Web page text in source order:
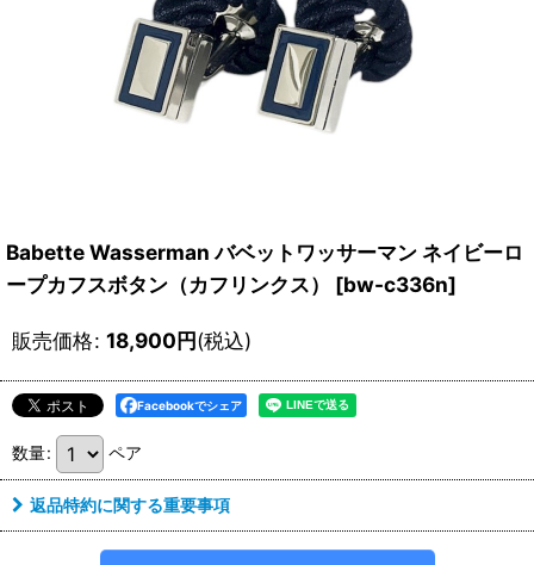
Babette Wasserman バベットワッサーマン ネイビーロ
ープカフスボタン（カフリンクス）
[bw-c336n]
販売価格: 18,900円(税込)
Facebookでシェア
数量: ペア
返品特約に関する重要事項